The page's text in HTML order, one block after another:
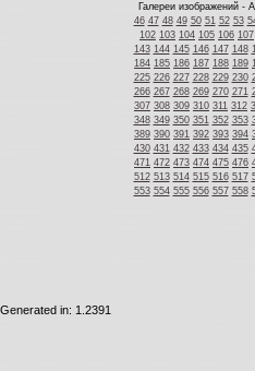
Галереи изображений -
46 47 48 49 50 51 52 53
102 103 104 105 106 107
143 144 145 146 147 148
184 185 186 187 188 189
225 226 227 228 229 230
266 267 268 269 270 271
307 308 309 310 311 312
348 349 350 351 352 353
389 390 391 392 393 394
430 431 432 433 434 435
471 472 473 474 475 476
512 513 514 515 516 517
553 554 555 556 557 558
Generated in: 1.2391